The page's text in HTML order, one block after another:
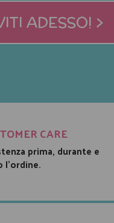
ADESSO! >
CARE
prima, durante e
l'ordine.